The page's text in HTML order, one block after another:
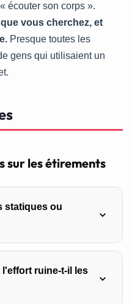
écouter son corps ».
vous cherchez, et
Presque toutes les
gens qui utilisaient un
sur les étirements
statiques ou
L’étirement dynamique
c’est un échauffement : il
ruine-t-il les